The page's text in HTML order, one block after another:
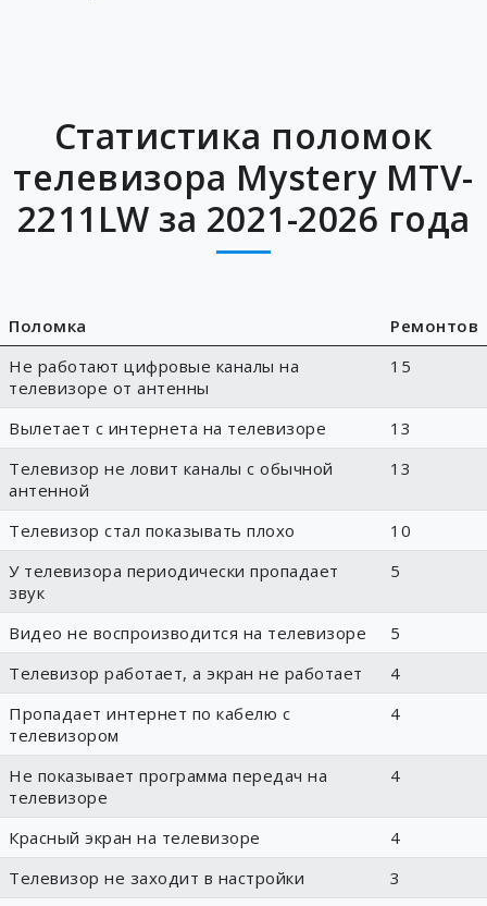
Статистика поломок
телевизора Mystery MTV-
2211LW за 2021-2026 года
Поломка
Ремонтов
Не работают цифровые каналы на
телевизоре от антенны
15
Вылетает с интернета на телевизоре
13
Телевизор не ловит каналы с обычной
антенной
13
Телевизор стал показывать плохо
10
У телевизора периодически пропадает
звук
5
Видео не воспроизводится на телевизоре
5
Телевизор работает, а экран не работает
4
Пропадает интернет по кабелю с
телевизором
4
Не показывает программа передач на
телевизоре
4
Красный экран на телевизоре
4
Телевизор не заходит в настройки
3